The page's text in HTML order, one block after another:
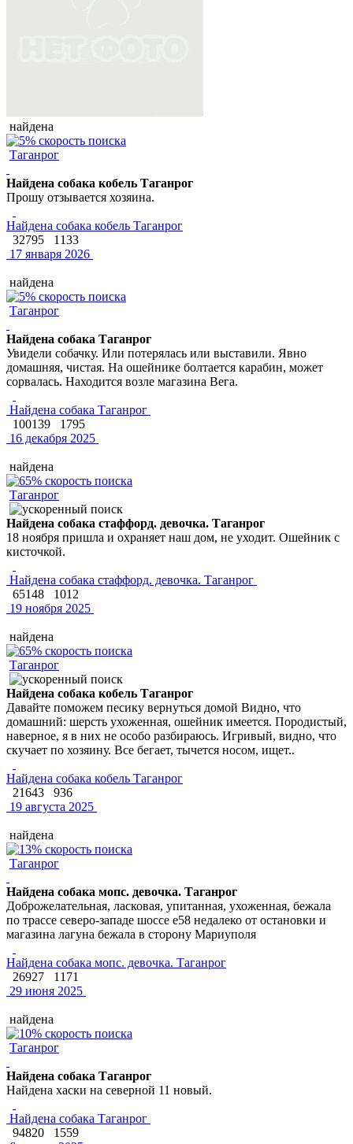
найдена
Таганрог
Найдена собака кобель Таганрог
Прошу отзывается хозяина.
Найдена собака кобель Таганрог
32795
1133
17 января 2026
найдена
Таганрог
Найдена собака Таганрог
Увидели собачку. Или потерялась или выставили. Явно
домашняя, чистая. На ошейнике болтается карабин, может
сорвалась. Находится возле магазина Вега.
Найдена собака Таганрог
100139
1795
16 декабря 2025
найдена
Таганрог
Найдена собака стаффорд. девочка. Таганрог
18 ноября пришла и охраняет наш дом, не уходит. Ошейник с
кисточкой.
Найдена собака стаффорд. девочка. Таганрог
65148
1012
19 ноября 2025
найдена
Таганрог
Найдена собака кобель Таганрог
Давайте поможем песику вернуться домой Видно, что
домашний: шерсть ухоженная, ошейник имеется. Породистый,
наверное, я в них не особо разбираюсь. Игривый, видно, что
скучает по хозяину. Все бегает, тычется носом, ищет..
Найдена собака кобель Таганрог
21643
936
19 августа 2025
найдена
Таганрог
Найдена собака мопс. девочка. Таганрог
Доброжелательная, ласковая, упитанная, ухоженная, бежала
по трассе северо-западе шоссе е58 недалеко от остановки и
магазина лагуна бежала в сторону Мариуполя
Найдена собака мопс. девочка. Таганрог
26927
1171
29 июня 2025
найдена
Таганрог
Найдена собака Таганрог
Найдена хаски на северной 11 новый.
Найдена собака Таганрог
94820
1559